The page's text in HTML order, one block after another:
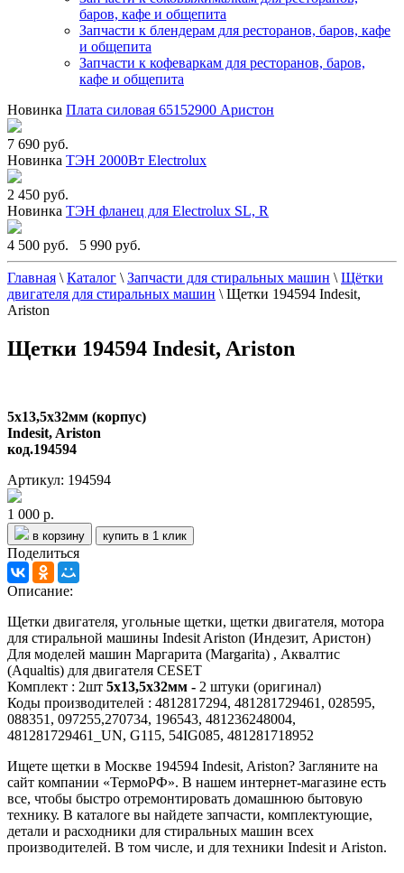
баров, кафе и общепита
Запчасти к блендерам для ресторанов, баров, кафе
и общепита
Запчасти к кофеваркам для ресторанов, баров,
кафе и общепита
Новинка Плата силовая 65152900 Аристон
7 690 руб.
Новинка ТЭН 2000Вт Electrolux
2 450 руб.
Новинка ТЭН фланец для Electrolux SL, R
4 500 руб. 5 990 руб.
Главная \ Каталог \ Запчасти для стиральных машин \ Щётки
двигателя для стиральных машин \ Щетки 194594 Indesit,
Ariston
Щетки 194594 Indesit, Ariston
5х13,5х32мм (корпус)
Indesit, Ariston
код.194594
Артикул: 194594
1 000 р.
в корзину купить в 1 клик
Поделиться
Описание:
Щетки двигателя, угольные щетки, щетки двигателя, мотора
для стиральной машины Indesit Ariston (Индезит, Аристон)
Для моделей машин Маргарита (Margarita) , Аквалтис
(Aqualtis) для двигателя CESET
Комплект : 2шт 5х13,5х32мм - 2 штуки (оригинал)
Коды производителей : 4812817294, 481281729461, 028595,
088351, 097255,270734, 196543, 481236248004,
481281729461_UN, G115, 54IG085, 481281718952
Ищете щетки в Москве 194594 Indesit, Ariston? Загляните на
сайт компании «ТермоРФ». В нашем интернет-магазине есть
все, чтобы быстро отремонтировать домашнюю бытовую
технику. В каталоге вы найдете запчасти, комплектующие,
детали и расходники для стиральных машин всех
производителей. В том числе, и для техники Indesit и Ariston.